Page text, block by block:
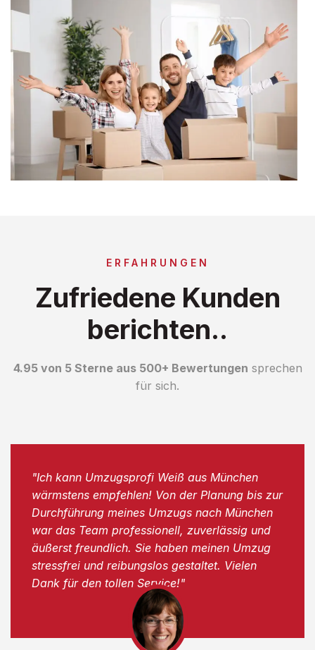
ERFAHRUNGEN
Zufriedene Kunden
berichten..
4.95 von 5 Sterne aus 500+ Bewertungen sprechen
für sich.
"Ich kann Umzugsprofi Weiß aus München
wärmstens empfehlen! Von der Planung bis zur
Durchführung meines Umzugs nach München
war das Team professionell, zuverlässig und
äußerst freundlich. Sie haben meinen Umzug
stressfrei und reibungslos gestaltet. Vielen
Dank für den tollen Service!"